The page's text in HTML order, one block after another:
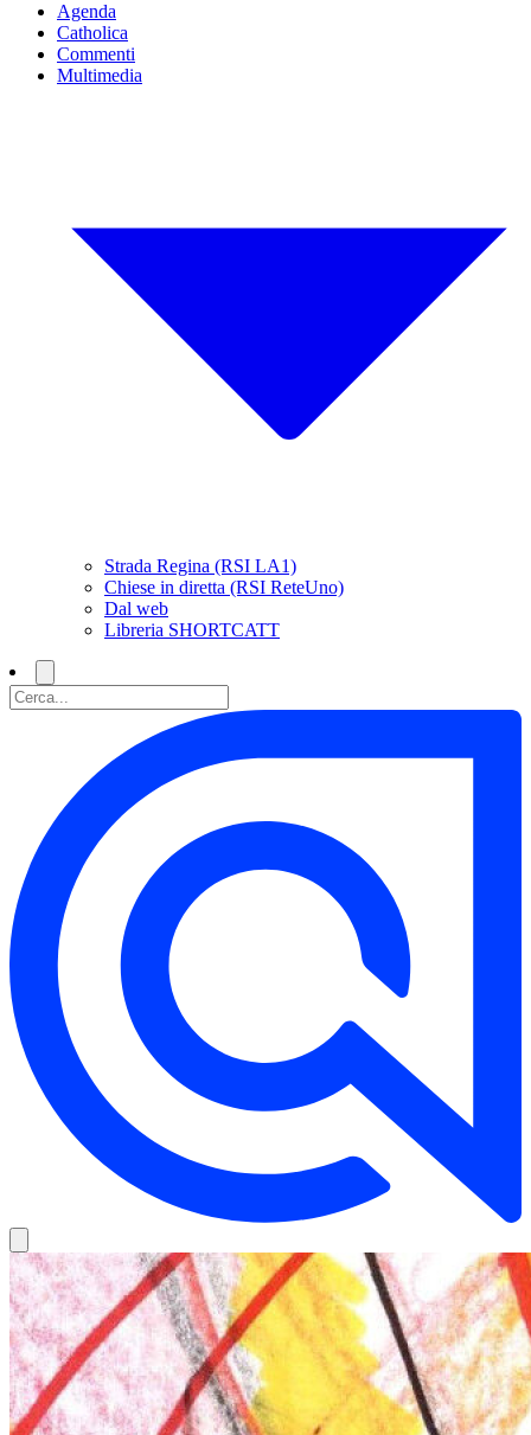
Agenda
Catholica
Commenti
Multimedia
Strada Regina (RSI LA1)
Chiese in diretta (RSI ReteUno)
Dal web
Libreria SHORTCATT